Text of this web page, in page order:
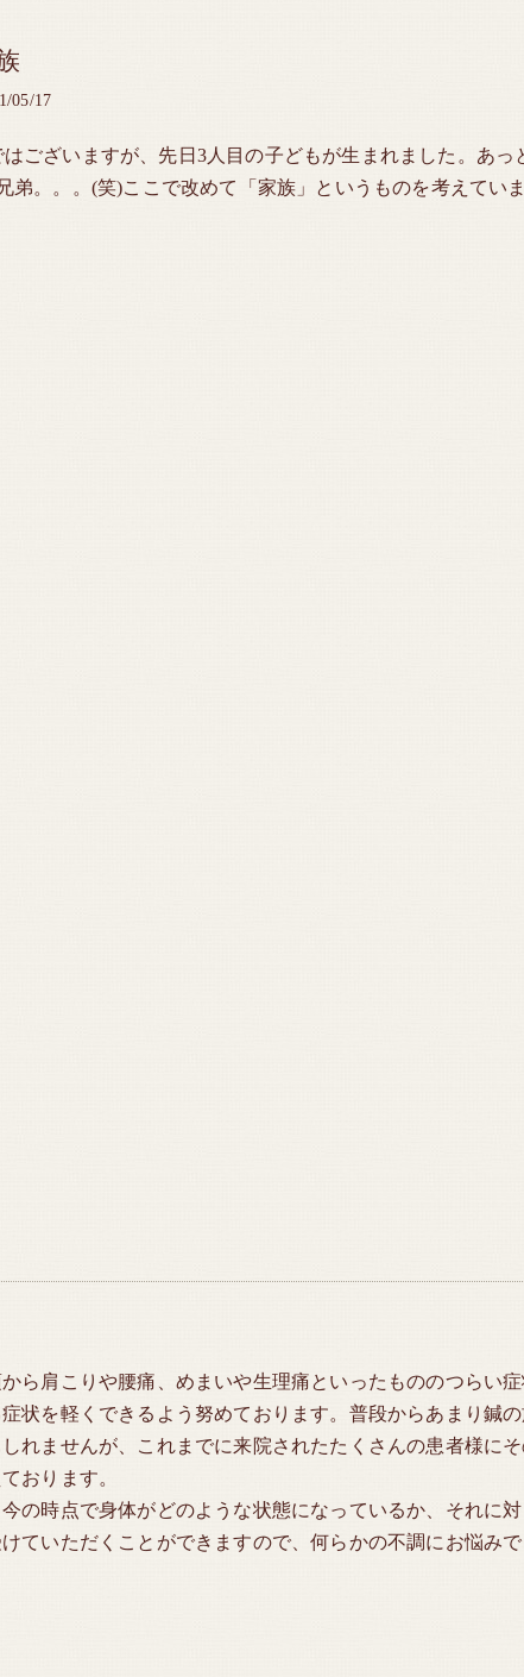
05/17
ございますが、先日3人目の子どもが生まれました。あっ
弟。。。(笑)ここで改めて「家族」というものを考えてい
ら肩こりや腰痛、めまいや生理痛といったもののつらい
状を軽くできるよう努めております。普段からあまり鍼
れませんが、これまでに来院されたたくさんの患者様に
おります。
の時点で身体がどのような状態になっているか、それに
ていただくことができますので、何らかの不調にお悩み